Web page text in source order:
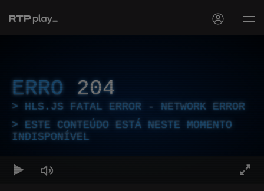
ERRO 204
HLS.JS FATAL ERROR - NETWORK ERROR
ESTE CONTEÚDO ESTÁ NESTE MOMENTO
INDISPONÍVEL